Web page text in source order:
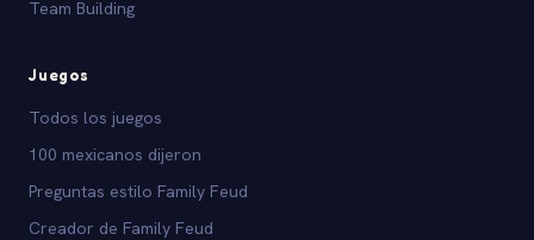
Team Building
Juegos
Todos los juegos
100 mexicanos dijeron
Preguntas estilo Family Feud
Creador de Family Feud